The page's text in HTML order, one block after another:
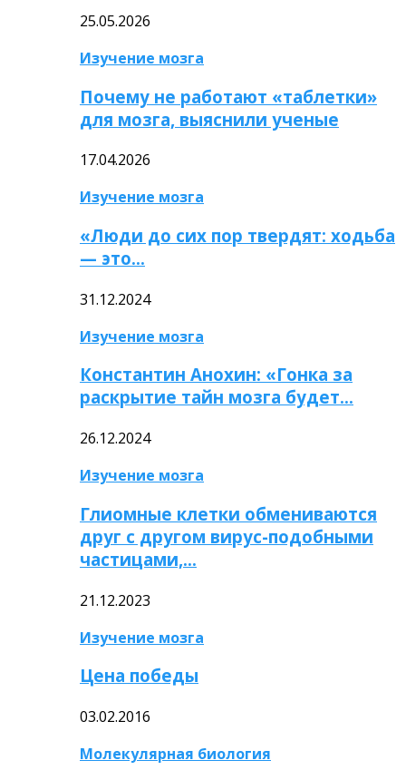
25.05.2026
Изучение мозга
Почему не работают «таблетки»
для мозга, выяснили ученые
17.04.2026
Изучение мозга
«Люди до сих пор твердят: ходьба
— это…
31.12.2024
Изучение мозга
Константин Анохин: «Гонка за
раскрытие тайн мозга будет…
26.12.2024
Изучение мозга
Глиомные клетки обмениваются
друг с другом вирус-подобными
частицами,…
21.12.2023
Изучение мозга
Цена победы
03.02.2016
Молекулярная биология